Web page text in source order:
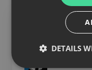
MATCH INFO
DETAILS